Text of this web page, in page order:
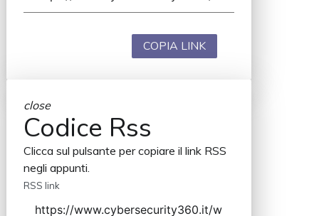
COPIA LINK
close
Codice Rss
Clicca sul pulsante per copiare il link RSS
negli appunti.
RSS link